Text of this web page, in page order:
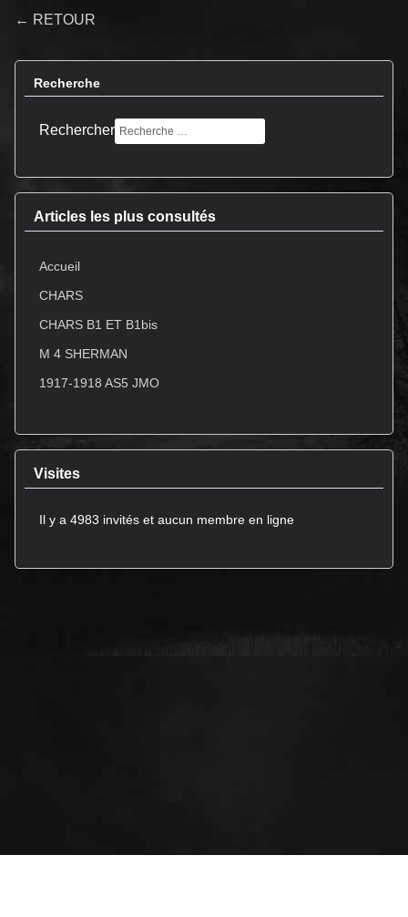
← RETOUR
Recherche
Rechercher
Articles les plus consultés
Accueil
CHARS
CHARS B1 ET B1bis
M 4 SHERMAN
1917-1918 AS5 JMO
Visites
Il y a 4983 invités et aucun membre en ligne